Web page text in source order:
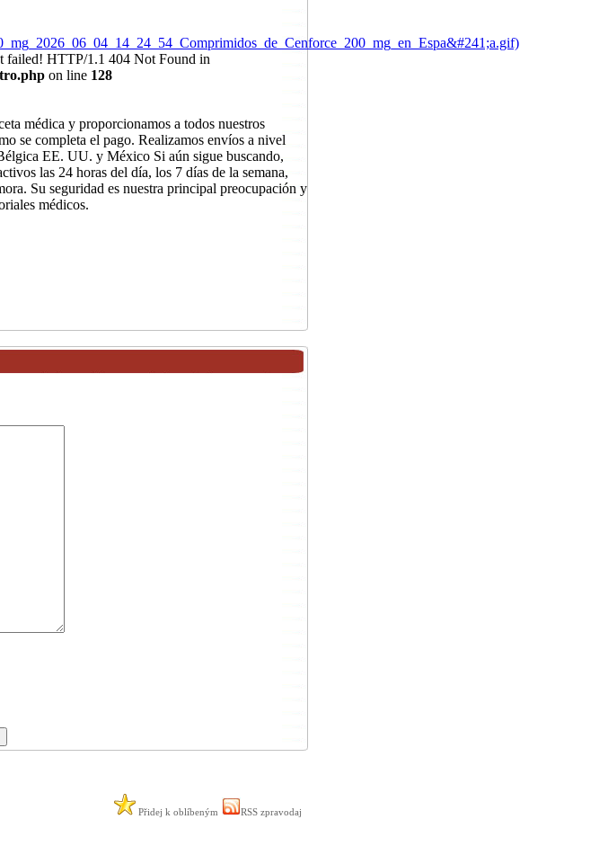
failed! HTTP/1.1 404 Not Found in
on line 128
médica y proporcionamos a todos nuestros
se completa el pago. Realizamos envíos a nivel
EE. UU. y México Si aún sigue buscando,
las 24 horas del día, los 7 días de la semana,
Su seguridad es nuestra principal preocupación y
médicos.
Přidej k oblíbeným
RSS zpravodaj